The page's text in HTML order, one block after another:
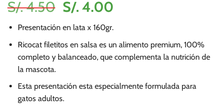
S/.4.50 El
precio
original
era:
S/.
S/. 4.00El
actual
es:
S/.
Presentación en lata x 160gr.
Ricocat filetitos en salsa es un alimento premium, 100%
completo y balanceado, que complementa la nutrición de
la mascota.
Esta presentación esta especialmente formulada para
gatos adultos.